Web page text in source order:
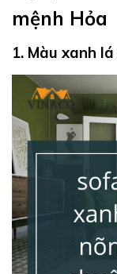
mệnh Hỏa
1. Màu xanh